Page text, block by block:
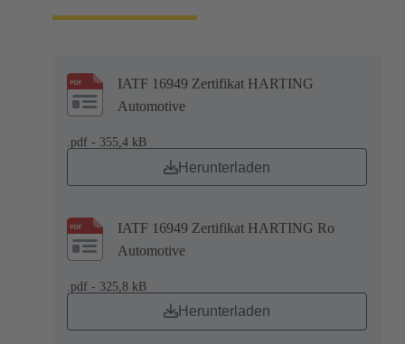
IATF 16949 Zertifikat HARTING
Automotive
.pdf - 355,4 kB
Herunterladen
IATF 16949 Zertifikat HARTING Ro
Automotive
.pdf - 325,8 kB
Herunterladen